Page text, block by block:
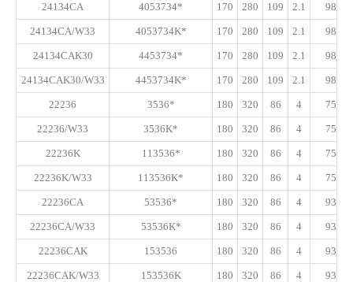
24134CA 4053734* 170 280 109 2.1 980
24134CA/W33 4053734K* 170 280 109 2.1 980
24134CAK30 4453734* 170 280 109 2.1 980
24134CAK30/W33 4453734K* 170 280 109 2.1 980
22236 3536* 180 320 86 4 750
22236/W33 3536K* 180 320 86 4 750
22236K 113536* 180 320 86 4 750
22236K/W33 113536K* 180 320 86 4 750
22236CA 53536* 180 320 86 4 935
22236CA/W33 53536K* 180 320 86 4 935
22236CAK 153536 180 320 86 4 935
22236CAK/W33 153536K 180 320 86 4 935